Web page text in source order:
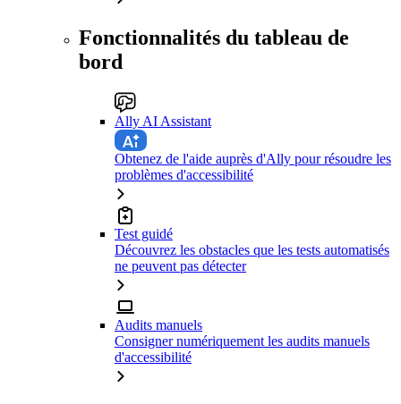
Fonctionnalités du tableau de
bord
Ally AI Assistant
Obtenez de l'aide auprès d'Ally pour résoudre les
problèmes d'accessibilité
Test guidé
Découvrez les obstacles que les tests automatisés
ne peuvent pas détecter
Audits manuels
Consigner numériquement les audits manuels
d'accessibilité